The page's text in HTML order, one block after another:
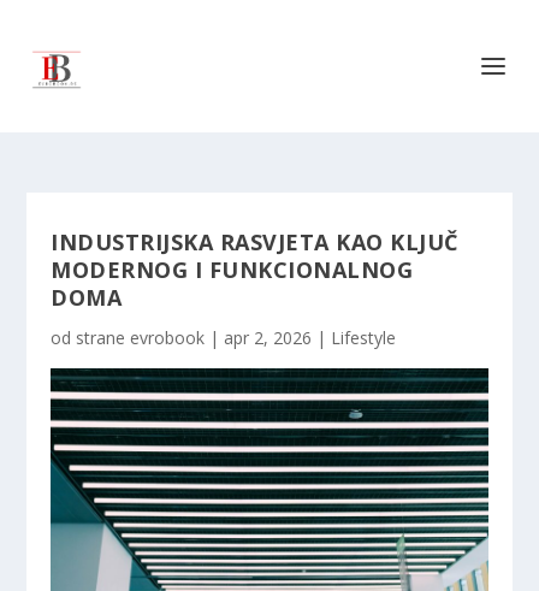
INDUSTRIJSKA RASVJETA KAO KLJUČ
MODERNOG I FUNKCIONALNOG
DOMA
od strane evrobook | apr 2, 2026 | Lifestyle